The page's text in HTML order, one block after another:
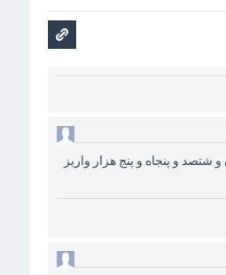
ماه ساعت ۴ صبح دو میلیون و شتصد و پنجاه و پنج هزار واریز